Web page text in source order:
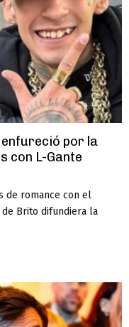
por la
con L-Gante
de romance con el
Brito difundiera la